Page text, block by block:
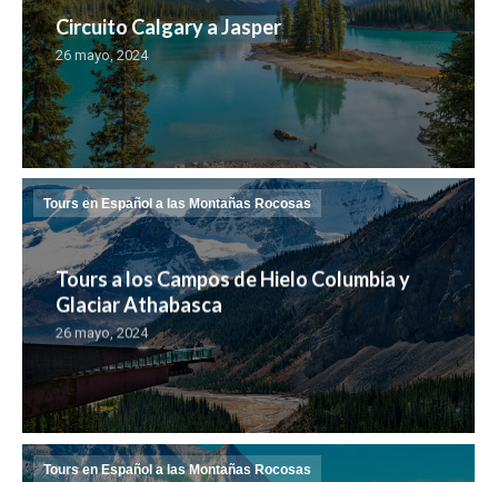
Circuito Calgary a Jasper
26 mayo, 2024
Tours en Español a las Montañas Rocosas
Tours a los Campos de Hielo Columbia y
Glaciar Athabasca
26 mayo, 2024
Tours en Español a las Montañas Rocosas